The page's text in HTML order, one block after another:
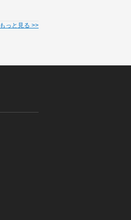
もっと見る >>